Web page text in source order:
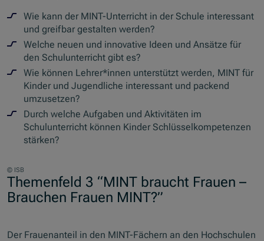
Wie kann der MINT-Unterricht in der Schule interessant
und greifbar gestalten werden?
Welche neuen und innovative Ideen und Ansätze für
den Schulunterricht gibt es?
Wie können Lehrer*innen unterstützt werden, MINT für
Kinder und Jugendliche interessant und packend
umzusetzen?
Durch welche Aufgaben und Aktivitäten im
Schulunterricht können Kinder Schlüsselkompetenzen
stärken?
© ISB
Themenfeld 3 “MINT braucht Frauen –
Brauchen Frauen MINT?”
Der Frauenanteil in den MINT-Fächern an den Hochschulen